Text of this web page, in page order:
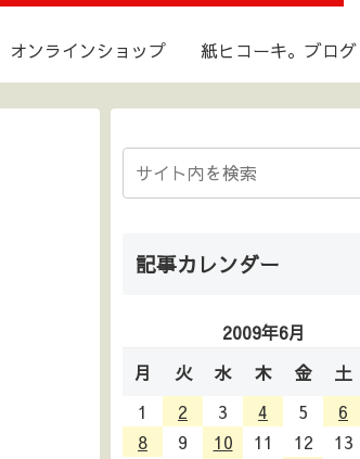
オンラインショップ 紙ヒコーキ。ブログ
記事カレンダー
2009年6月
月
火 水 木 金 土
1
2 3 4 5 6
8
9 10 11 12 13